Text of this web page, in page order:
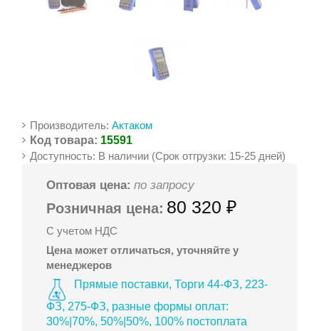
Производитель:Актаком
Код товара: 15591
Доступность: В наличии (Срок отгрузки: 15-25 дней)
Оптовая цена: по запросу
Розничная цена: 80 320 ₽
С учетом НДС
Цена может отличаться, уточняйте у
менеджеров
Прямые поставки, Торги 44-ФЗ, 223-
ФЗ, 275-ФЗ, разные формы оплат:
30%|70%, 50%|50%, 100% постоплата